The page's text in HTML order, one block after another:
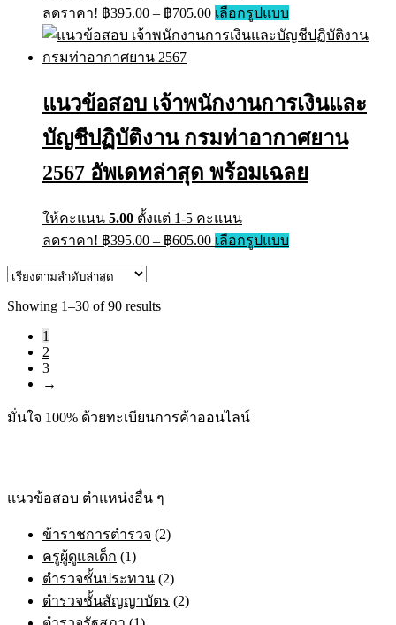
ลดราคา! ฿395.00 – ฿705.00Price
range:
฿395.00
เลือกรูปแบบThis
product
has
The
options
be
chosen
on
the
แนวข้อสอบ เจ้าพนักงานการเงินและ
บัญชีปฏิบัติงาน กรมท่าอากาศยาน
2567 อัพเดทล่าสุด พร้อมเฉลย
ให้คะแนน 5.00 ตั้งแต่ 1-5 คะแนน
ลดราคา! ฿395.00 – ฿605.00Price
range:
เลือกรูปแบบThis
product
Showing 1–30 of 90 resultsSorted
1
2
3
→
มั่นใจ 100% ด้วยทะเบียนการค้าออนไลน์
แนวข้อสอบ ตำแหน่งอื่น ๆ
ข้าราชการตำรวจ (2)
ครูผู้ดูแลเด็ก (1)
ตำรวจชั้นประทวน (2)
ตำรวจชั้นสัญญาบัตร (2)